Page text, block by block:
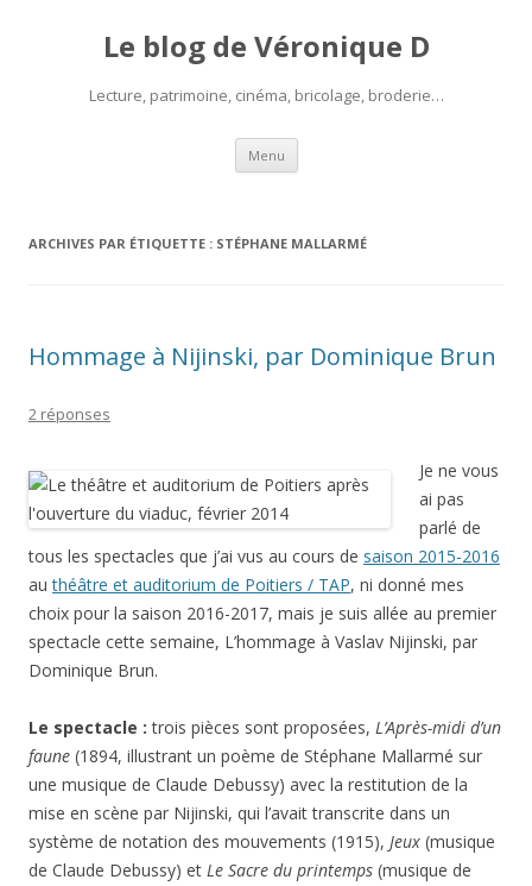
Le blog de Véronique D
Lecture, patrimoine, cinéma, bricolage, broderie…
Menu Aller
contenu
ARCHIVES PAR ÉTIQUETTE : STÉPHANE MALLARMÉ
Hommage à Nijinski, par Dominique Brun
2 réponses
Je ne vous
ai pas
parlé de
tous les spectacles que j’ai vus au cours de saison 2015-2016
authéâtre et auditorium de Poitiers / TAP, ni donné mes
choix pour la saison 2016-2017, mais je suis allée au premier
spectacle cette semaine, L’hommage à Vaslav Nijinski, par
Dominique Brun.
Le spectacle :trois pièces sont proposées, L’Après-midi d’un
faune (1894, illustrant un poème de Stéphane Mallarmé sur
une musique de Claude Debussy) avec la restitution de la
mise en scène par Nijinski, qui l’avait transcrite dans un
système de notation des mouvements (1915), Jeux (musique
de Claude Debussy) et Le Sacre du printemps (musique de